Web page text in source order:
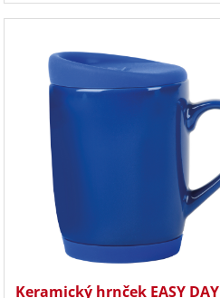
Keramický hrnček EASY DAY